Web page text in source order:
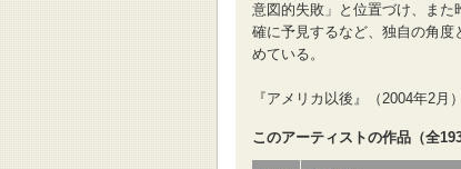
意図的失敗」と位置づけ、ま
確に予見するなど、独自の角
めている。
『アメリカ以後』（2004年2月
このアーティストの作品（全193